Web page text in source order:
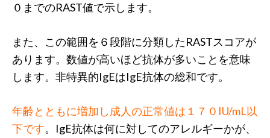
０までのRAST値で示します。
また、この範囲を６段階に分類したRASTスコアが
あります。数値が高いほど抗体が多いことを意味
します。非特異的IgEはIgE抗体の総和です。
年齢とともに増加し成人の正常値は１７０IU/mL以
下です。IgE抗体は何に対してのアレルギーかが、